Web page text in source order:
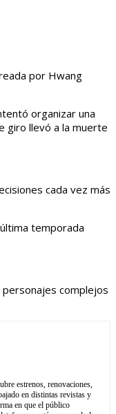
por Hwang
organizar una
giro llevó a la muerte
cada vez más
temporada
complejos
estrenos, renovaciones,
en distintas revistas y
en que el público